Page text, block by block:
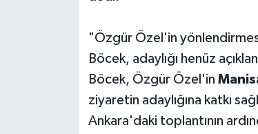
"Özgür Özel'in
Böcek, adaylığı henüz
Böcek, Özgür Özel'in
ziyaretin adaylığına katkı
Ankara'daki toplantının